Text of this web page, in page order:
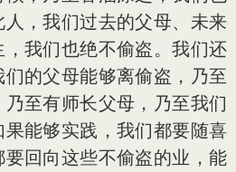
，我们过去的父母、未来
我们也绝不偷盗。我们还
的父母能够离偷盗，乃至
至有师长父母，乃至我们
能够实践，我们都要随喜
回向这些不偷盗的业，能